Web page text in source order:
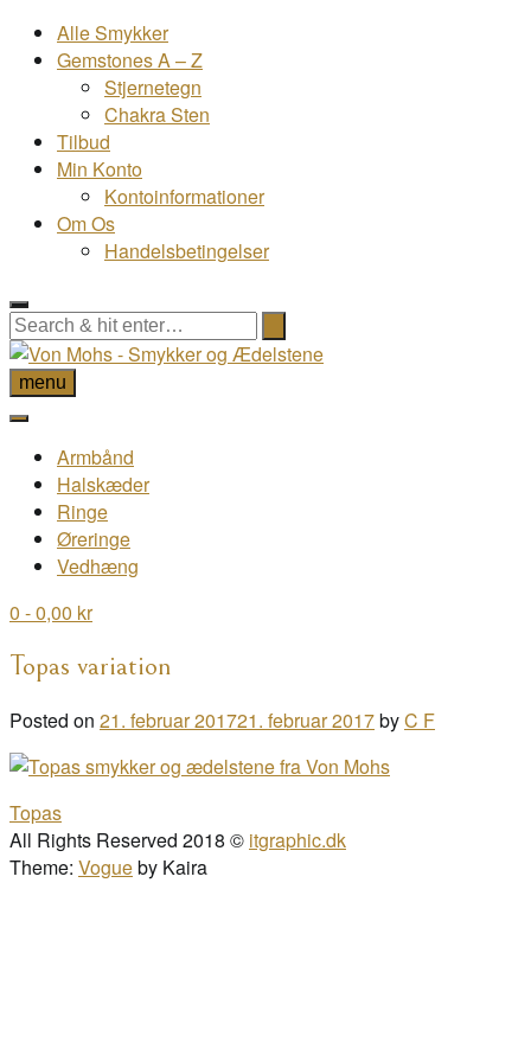
Alle Smykker
Gemstones A – Z
Stjernetegn
Chakra Sten
Tilbud
Min Konto
Kontoinformationer
Om Os
Handelsbetingelser
menu
Armbånd
Halskæder
Ringe
Øreringe
Vedhæng
0 - 0,00 kr
Topas variation
Posted on 21. februar 201721. februar 2017byC F
Post
navigation
Topas
All Rights Reserved 2018 © itgraphic.dk
Theme: Vogueby Kaira